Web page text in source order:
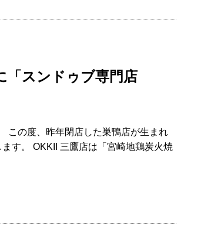
「スンドゥブ専門店
この度、昨年閉店した巣鴨店が生まれ
す。 OKKII 三鷹店は「宮崎地鶏炭火焼